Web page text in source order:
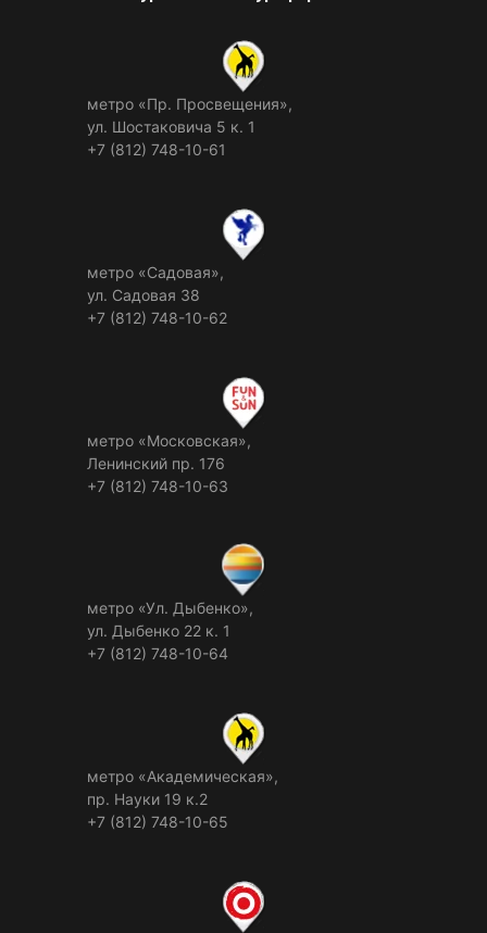
метро «Пр. Просвещения»,
ул. Шостаковича 5 к. 1
+7 (812) 748-10-61
метро «Садовая»,
ул. Садовая 38
+7 (812) 748-10-62
метро «Московская»,
Ленинский пр. 176
+7 (812) 748-10-63
метро «Ул. Дыбенко»,
ул. Дыбенко 22 к. 1
+7 (812) 748-10-64
метро «Академическая»,
пр. Науки 19 к.2
+7 (812) 748-10-65